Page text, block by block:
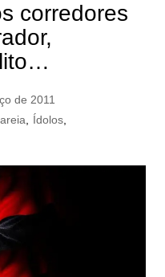
corredores
de 2011
Ídolos,